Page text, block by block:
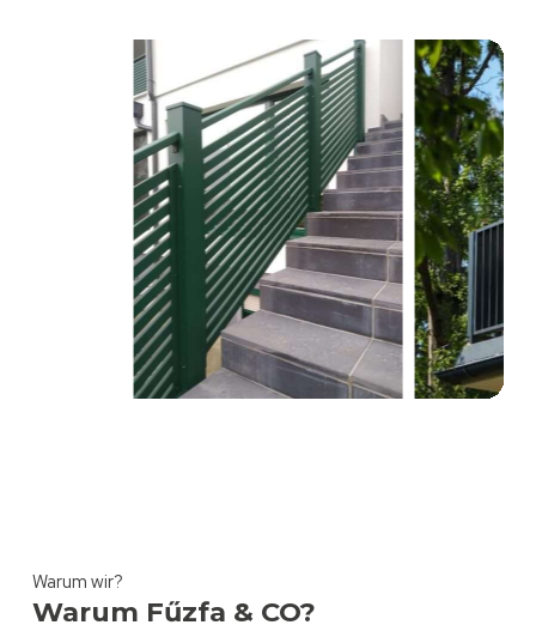
Warum wir?
Warum Fűzfa & CO?